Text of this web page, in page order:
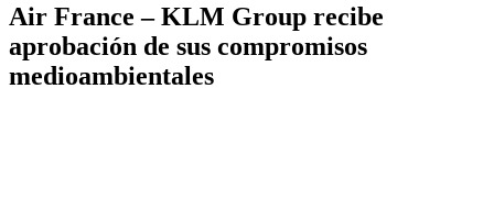
Air France – KLM Group recibe
aprobación de sus compromisos
medioambientales